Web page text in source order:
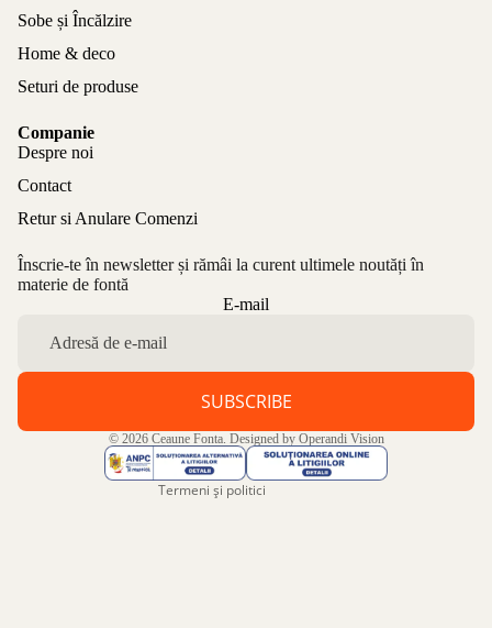
Sobe și Încălzire
Home & deco
Seturi de produse
Companie
Despre noi
Contact
Retur si Anulare Comenzi
Înscrie-te în newsletter și rămâi la curent ultimele noutăți în
materie de fontă
E-mail
SUBSCRIBE
© 2026 Ceaune Fonta. Designed by Operandi Vision
Termeni și politici
Politica de confidențialitate
Aviz legal